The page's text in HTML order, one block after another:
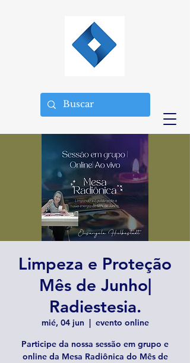
Limpeza e Proteção
Mês de Junho|
Radiestesia.
mié, 04 jun
  |
evento online
Participe da nossa sessão em grupo e
online da Mesa Radiônica do Mês de